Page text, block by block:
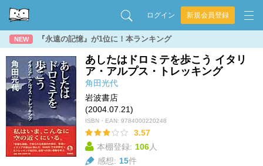
ログイン 新規会員登録
NEW 『永遠の記憶』が1位に！本ランキング
あしたはドロミテを歩こう イタリ
ア・アルプス・トレッキング
角田光代
岩波書店
(2004.07.21)
ISBN・EAN: 9784000220248
3.57
本棚登録: 106人
感想: 15件